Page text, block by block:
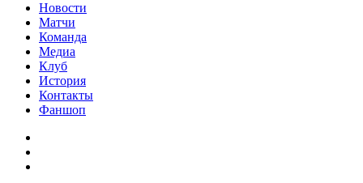
Новости
Матчи
Команда
Медиа
Клуб
История
Контакты
Фаншоп